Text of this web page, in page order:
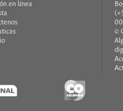
en línea
©